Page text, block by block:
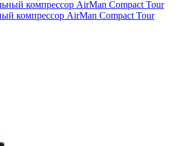
компрессор AirMan Compact Tour